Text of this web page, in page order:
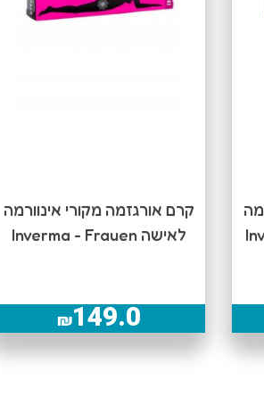
קרם אורגזמה מקורי אינוורמה
לאישה Inverma - Frauen
₪149.0